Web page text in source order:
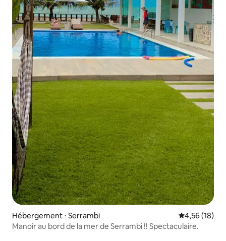
Hébergement ⋅ Serrambi Évaluation
4,56 (18)
Manoir au bord de la mer de Serrambi !! Spectaculaire.